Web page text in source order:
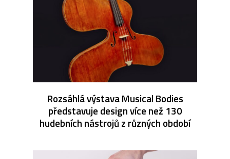
Rozsáhlá výstava Musical Bodies
představuje design více než 130
hudebních nástrojů z různých období